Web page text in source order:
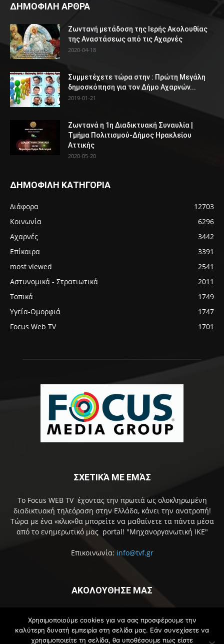
ΔΗΜΟΦΙΛΗ ΑΡΘΡΑ
Ζωντανή μετάδοση της Ιερής Ακολουθίας
της Αναστάσεως από τις Αχαρνές
2020-04-18
Συμμετέχετε τώρα στην : Πρώτη Μεγάλη
δημοσκόπηση για τον Δήμο Αχαρνών...
2019-01-21
Ζωντανά η 1η Διαδικτυακή Συναυλία |
Τμήμα Πολιτισμού-Δήμος Ηρακλείου
Αττικής
2020-05-20
ΔΗΜΟΦΙΛΗ ΚΑΤΗΓΟΡΙΑ
Διάφορα
12703
Κοινωνία
6296
Αχαρνές
3442
Επίκαιρα
3391
most viewed
2541
Αστυνομικά - Στρατιωτικά
2011
Τοπικά
1749
Υγεία-Ομορφιά
1747
Focus Web TV
1701
ΣΧΕΤΙΚΆ ΜΕ ΕΜΆΣ
Το Focus WEB TV έχοντας την πρωτιά ως ολοκληρωμένη
διαδικτυακή τηλεόραση στην Ελλάδα, κάνει την ανατροπή!
Τώρα με ένα «κλικ»θα μπορείτε να μαθαίνετε τα πάντα μέσα
από το ενημερωτικό μας portal! "Μηχανοργανωτική ΙΚΕ"
Επικοινωνία: info@tvf.gr
ΑΚΟΛΟΥΘΗΣΕ ΜΑΣ
Χρησιμοποιούμε cookies για να σας προσφέρουμε την
καλύτερη δυνατή εμπειρία στη σελίδα μας. Εάν συνεχίσετε να
χρησιμοποιείτε τη σελίδα, θα υποθέσουμε πως είστε